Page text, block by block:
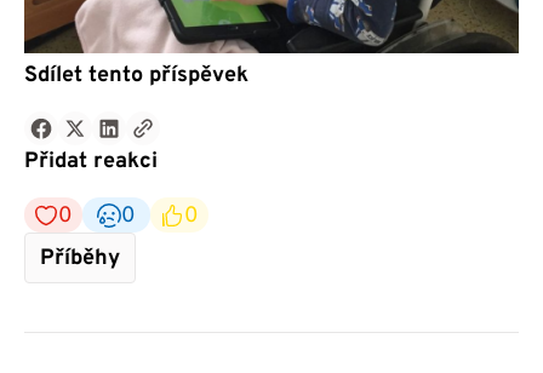
Sdílet tento příspěvek
Přidat reakci
0
0
0
Příběhy